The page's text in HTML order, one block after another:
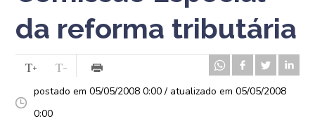
da reforma tributária
postado em 05/05/2008 0:00 / atualizado em 05/05/2008
0:00